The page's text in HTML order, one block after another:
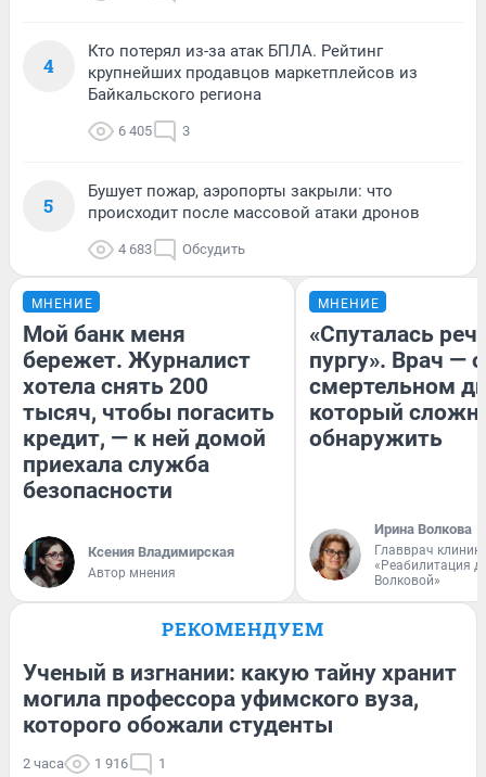
4
Кто потерял из-за атак БПЛА. Рейтинг
крупнейших продавцов маркетплейсов из
Байкальского региона
6 405 3
5
Бушует пожар, аэропорты закрыли: что
происходит после массовой атаки дронов
4 683 Обсудить
МНЕНИЕ
Мой банк меня
бережет. Журналист
хотела снять 200
тысяч, чтобы погасить
кредит, — к ней домой
приехала служба
безопасности
Ксения Владимирская
Автор мнения
МНЕНИЕ
«Спуталась
пургу». Врач — о
смертельном
который
обнаружить
Ирина Волкова
Главврач
«Реабилитация
Волковой»
РЕКОМЕНДУЕМ
Ученый в изгнании: какую тайну хранит
могила профессора уфимского вуза,
которого обожали студенты
2 часа 1 916 1